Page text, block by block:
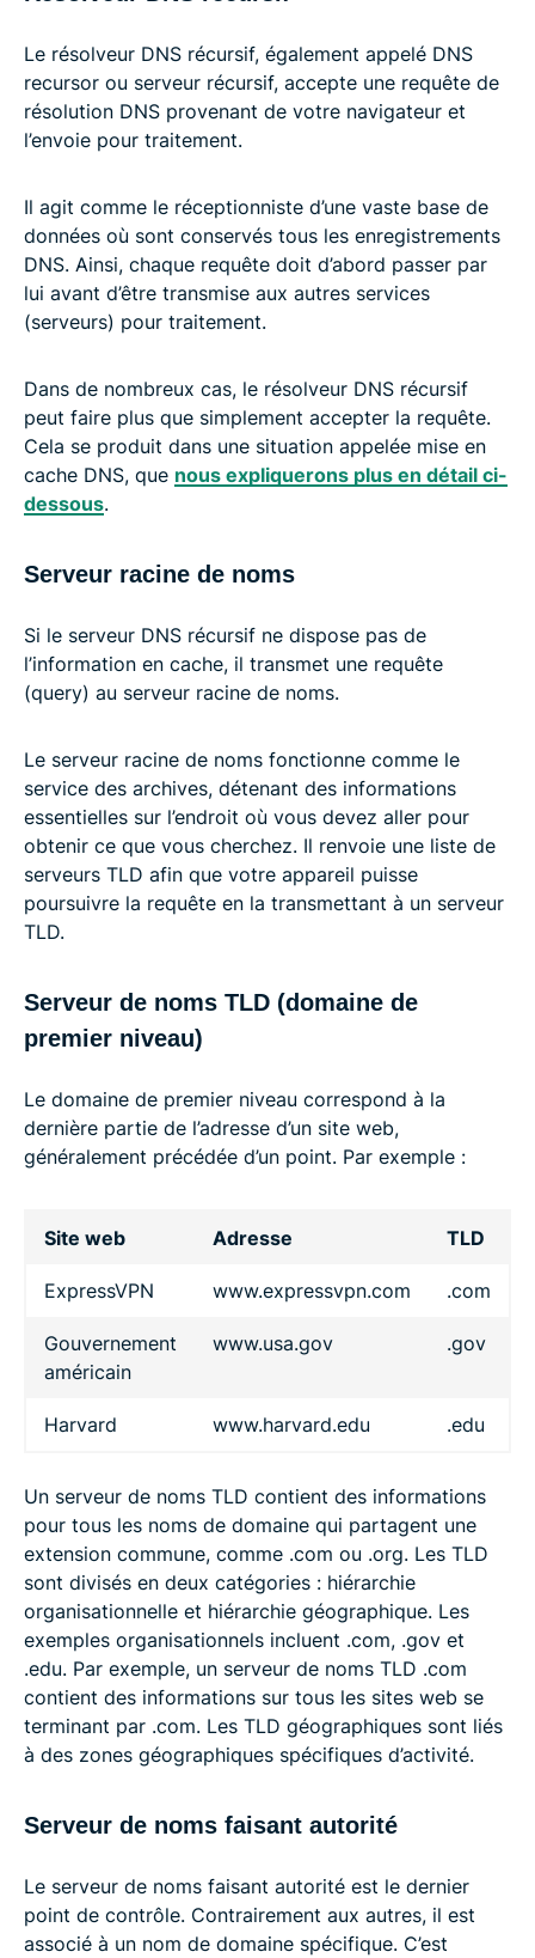
Le résolveur DNS récursif, également appelé DNS
recursor ou serveur récursif, accepte une requête de
résolution DNS provenant de votre navigateur et
l’envoie pour traitement.
Il agit comme le réceptionniste d’une vaste base de
données où sont conservés tous les enregistrements
DNS. Ainsi, chaque requête doit d’abord passer par
lui avant d’être transmise aux autres services
(serveurs) pour traitement.
Dans de nombreux cas, le résolveur DNS récursif
peut faire plus que simplement accepter la requête.
Cela se produit dans une situation appelée mise en
cache DNS, que nous expliquerons plus en détail ci-
dessous.
Serveur racine de noms
Si le serveur DNS récursif ne dispose pas de
l’information en cache, il transmet une requête
(query) au serveur racine de noms.
Le serveur racine de noms fonctionne comme le
service des archives, détenant des informations
essentielles sur l’endroit où vous devez aller pour
obtenir ce que vous cherchez. Il renvoie une liste de
serveurs TLD afin que votre appareil puisse
poursuivre la requête en la transmettant à un serveur
TLD.
Serveur de noms TLD (domaine de
premier niveau)
Le domaine de premier niveau correspond à la
dernière partie de l’adresse d’un site web,
généralement précédée d’un point. Par exemple :
Site web Adresse TLD
ExpressVPN www.expressvpn.com .com
Gouvernement
américain
www.usa.gov .gov
Harvard www.harvard.edu .edu
Un serveur de noms TLD contient des informations
pour tous les noms de domaine qui partagent une
extension commune, comme .com ou .org. Les TLD
sont divisés en deux catégories : hiérarchie
organisationnelle et hiérarchie géographique. Les
exemples organisationnels incluent .com, .gov et
.edu. Par exemple, un serveur de noms TLD .com
contient des informations sur tous les sites web se
terminant par .com. Les TLD géographiques sont liés
à des zones géographiques spécifiques d’activité.
Serveur de noms faisant autorité
Le serveur de noms faisant autorité est le dernier
point de contrôle. Contrairement aux autres, il est
associé à un nom de domaine spécifique. C’est